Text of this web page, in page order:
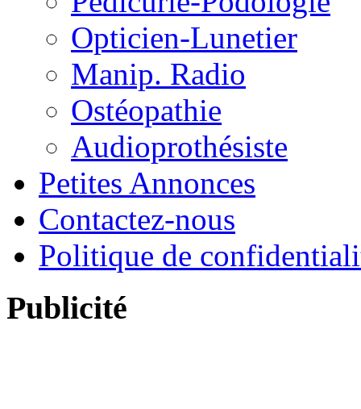
Opticien-Lunetier
Manip. Radio
Ostéopathie
Audioprothésiste
Petites Annonces
Contactez-nous
Politique de
Publicité